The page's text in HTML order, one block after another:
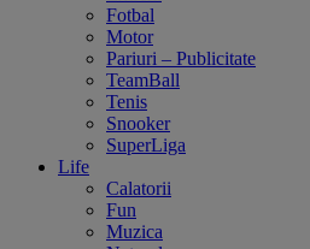
Fotbal
Motor
Pariuri – Publicitate
TeamBall
Tenis
Snooker
SuperLiga
Life
Calatorii
Fun
Muzica